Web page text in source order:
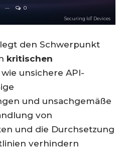
0
Securing IoT Devices
den Schwerpunkt
kritischen
wie unsichere API-
und unsachgemäße
von
und die Durchsetzung
verhindern